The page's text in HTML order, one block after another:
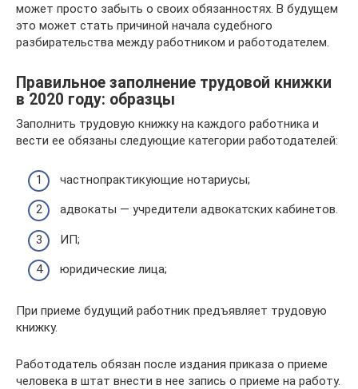
может просто забыть о своих обязанностях. В будущем
это может стать причиной начала судебного
разбирательства между работником и работодателем.
Правильное заполнение трудовой книжки
в 2020 году: образцы
Заполнить трудовую книжку на каждого работника и
вести ее обязаны следующие категории работодателей:
частнопрактикующие нотариусы;
адвокаты — учредители адвокатских кабинетов.
ИП;
юридические лица;
При приеме будущий работник предъявляет трудовую
книжку.
Работодатель обязан после издания приказа о приеме
человека в штат внести в нее запись о приеме на работу.